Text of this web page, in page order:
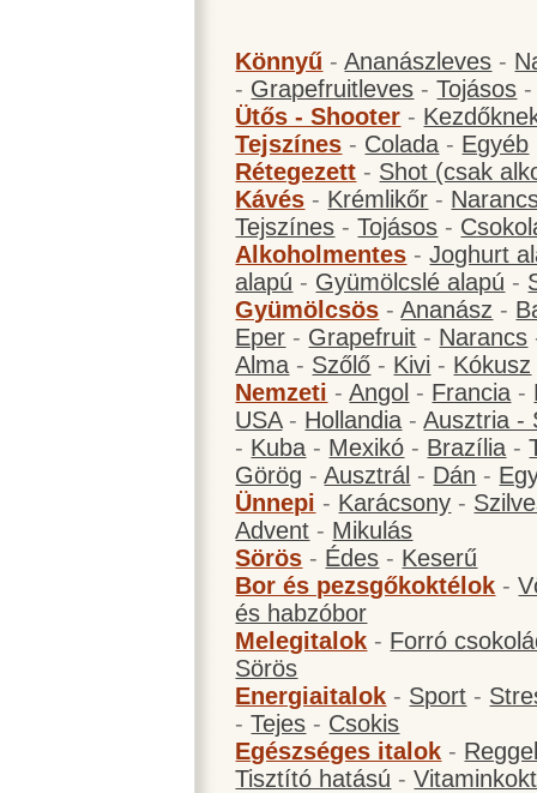
Könnyű -Ananászleves -
- Grapefruitleves -Tojásos
Ütős - Shooter -
Tejszínes - Colada - Egyéb
Rétegezett - Shot (csak
Kávés - Krémlikőr -
Tejszínes -Tojásos -
Alkoholmentes -Joghurt
alapú - Gyümölcslé alapú -
Gyümölcsös -Ananász -
Eper - Grapefruit - Narancs
Alma - Szőlő - Kivi - Kókusz
Nemzeti -Angol - Francia -
USA- Hollandia -Ausztria -
- Kuba - Mexikó - Brazília -
Görög -Ausztrál - Dán -
Ünnepi - Karácsony -
Advent - Mikulás
Sörös - Édes - Keserű
Bor és pezsgőkoktélok -
és habzóbor
Melegitalok - Forró
Sörös
Energiaitalok - Sport -
-Tejes - Csokis
Egészséges italok -
Tisztító hatású -